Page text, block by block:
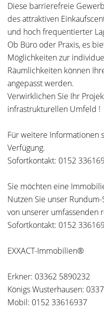
Diese barrierefreie
des attraktiven
und hoch frequentierter
Ob Büro oder Praxis, es
Möglichkeiten zur
Räumlichkeiten können
angepasst werden.
Verwirklichen Sie Ihr
infrastrukturellen Umfeld !
Für weitere Informationen
Verfügung.
Sofortkontakt: 0152
Sie möchten eine
Nutzen Sie unser
von unserer umfassenden
Sofortkontakt: 0152
EXXACT-Immobilien®
Erkner: 03362 5890232
Königs Wusterhausen:
Mobil: 0152 33616937